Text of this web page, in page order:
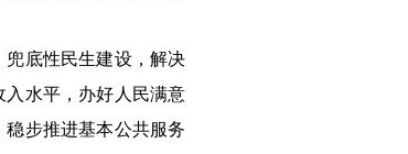
底性民生建设，解决
水平，办好人民满意
步推进基本公共服务